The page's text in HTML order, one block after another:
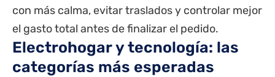
con más calma, evitar traslados y controlar mejor
el gasto total antes de finalizar el pedido.
Electrohogar y tecnología: las
categorías más esperadas